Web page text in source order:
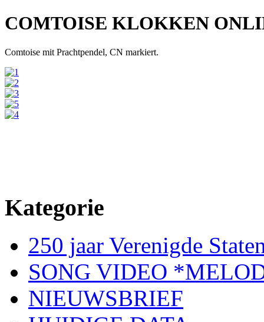
COMTOISE KLOKKEN
Comtoise mit Prachtpendel, CN markiert.
Kategorie
250 jaar Verenigde
SONG VIDEO
NIEUWSBRIEF